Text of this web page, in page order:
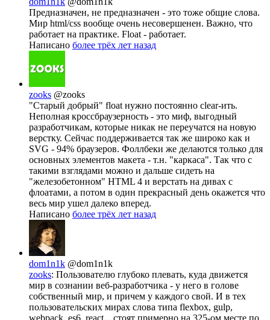
Предназначен, не предназначен - это тоже общие слова.
Мир html/css вообще очень несовершенен. Важно, что
работает на практике. Float - работает.
Написано более трёх лет назад
zooks @zooks
"Старый добрый" float нужно постоянно clear-ить.
Неполная кроссбраузерность - это миф, выгодный
разработчикам, которые никак не переучатся на новую
верстку. Сейчас поддерживается так же широко как и
SVG - 94% браузеров. Фоллбеки же делаются только для
основных элементов макета - т.н. "каркаса". Так что с
такими взглядами можно и дальше сидеть на
"железобетонном" HTML 4 и верстать на дивах с
флоатами, а потом в один прекрасный день окажется что
весь мир ушел далеко вперед.
Написано более трёх лет назад
dom1n1k @dom1n1k
zooks: Пользователю глубоко плевать, куда движется
мир в сознании веб-разработчика - у него в голове
собственный мир, и причем у каждого свой. И в тех
пользовательских мирах слова типа flexbox, gulp,
webpack, es6, react... стоят примерно на 325-ом месте по